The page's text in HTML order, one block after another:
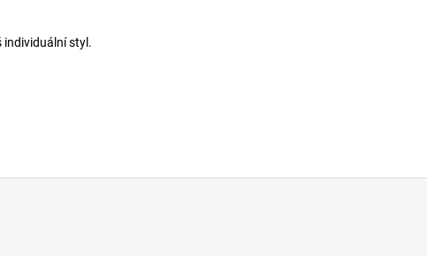
individuální styl.